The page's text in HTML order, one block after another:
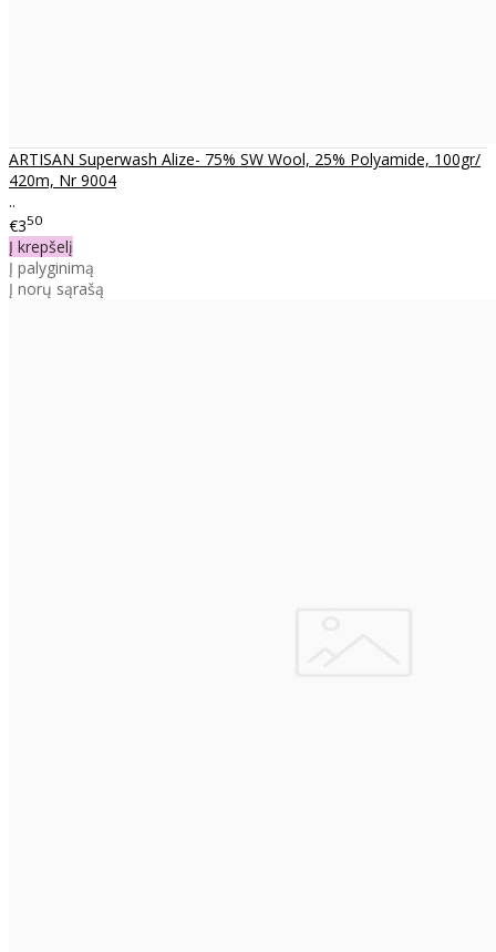
ARTISAN Superwash Alize- 75% SW Wool, 25% Polyamide, 100gr/
420m, Nr 9004
..
€350
Į krepšelį
Į palyginimą
Į norų sąrašą